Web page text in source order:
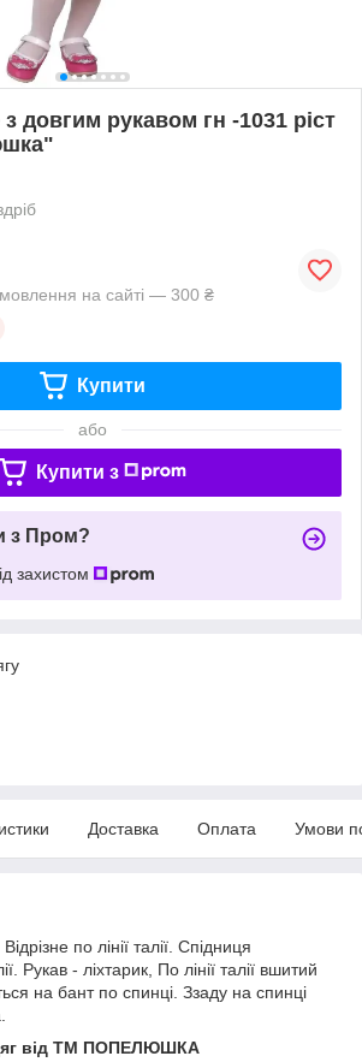
довгим рукавом гн -1031 ріст
на сайті — 300 ₴
Купити
або
Купити з
з Пром?
захистом
Доставка Оплата Умови
по лінії талії. Спідниця
Рукав - ліхтарик, По лінії талії вшитий
на бант по спинці. Ззаду на спинці
від ТМ ПОПЕЛЮШКА